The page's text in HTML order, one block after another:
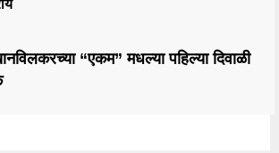
“एकम” मधल्या पहिल्या दिवाळी